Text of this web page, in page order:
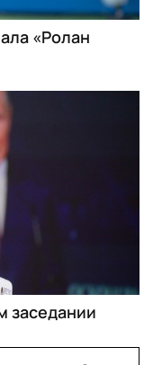
«Ролан
заседании